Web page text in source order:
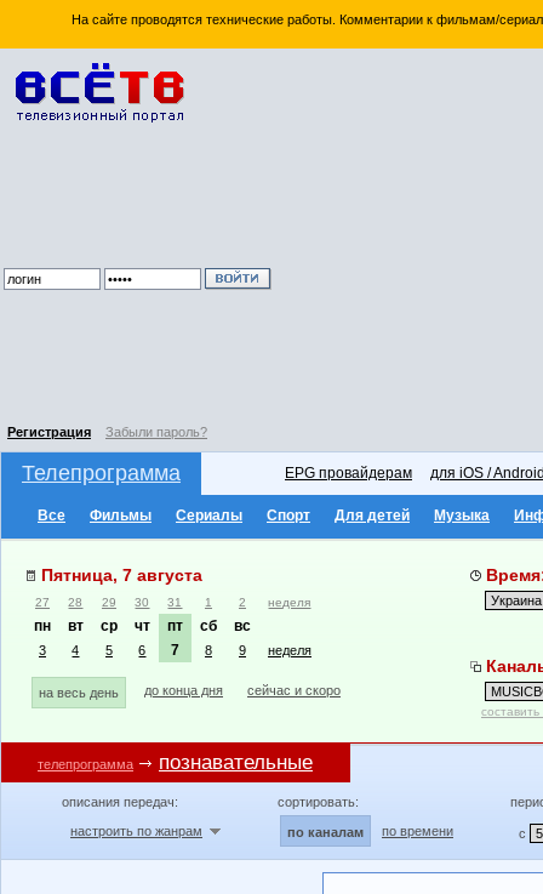
На сайте проводятся технические работы. Комментарии к фильмам/
Регистрация Забыли пароль?
Телепрограмма EPG провайдерам для iOS /
Все Фильмы Сериалы Спорт Для детей Музыка
Пятница, 7 августа
27 28 29 30 31 1 2 неделя
пн вт ср чт пт сб вс
3 4 5 6 7 8 9 неделя
на весь день до конца дня сейчас и скоро
телепрограмма познавательные
описания передач:
настроить по жанрам
сортировать:
по каналам по времени с